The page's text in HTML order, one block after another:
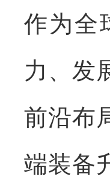
作为全
力、发
前沿布
端装备